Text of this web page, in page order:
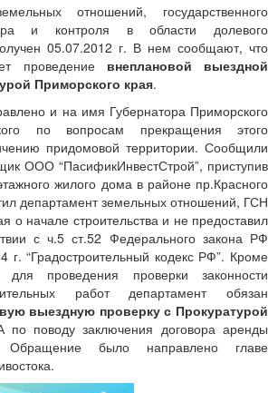
отношений, государственного
и контроля в области долевого
05.07.2012 г. В нем сообщают, что
проведение внеплановой выездной
Приморского края.
и на имя Губернатора Приморского
по вопросам прекращения этого
придомовой территории. Сообщили
ООО “ПасификИнвестСтрой”, приступив
жилого дома в районе пр.Красного
департамент земельных отношений, ГСН
о начале строительства и не предоставил
с ч.5 ст.52 Федерального закона РФ
“Градостроительный кодекс РФ”. Кроме
проведения проверки законности
работ департамент обязан
выездную проверку с Прокуратурой
по поводу заключения договора аренды
Обращение было направлено главе